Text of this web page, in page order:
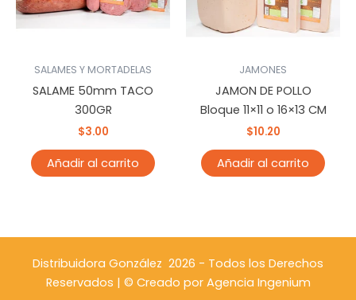
SALAMES Y MORTADELAS
SALAME 50mm TACO
300GR
$3.00
Añadir al carrito
JAMONES
JAMON DE POLLO
Bloque 11×11 o 16×13 CM
$10.20
Añadir al carrito
Distribuidora González 2026 - Todos los Derechos
Reservados | © Creado por Agencia Ingenium